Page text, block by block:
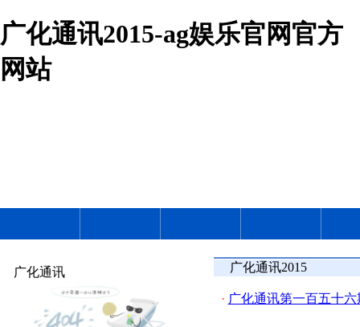
广化通讯2015-ag娱乐官网官方
网站
广化通讯 广化通讯2015
· 广化通讯第一百五十六